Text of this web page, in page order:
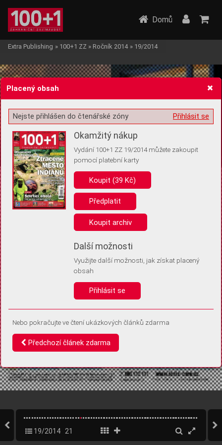
Žádost o souhlas s ukládáním volitelných informací
Pro základní fungování webu nepotřebujeme ukládat žádné informace
(tzv. cookies apod.). Rádi bychom vás ale požádali o souhlas s
uložením volitelných informací:
Anonymní unikátní ID
Díky němu příště poznáme, že se jedná o stejné zařízení, a
Identifikátor je zcela anonymní.
Vaše souhlasy a odmítnutí si ukládáme do vašeho zařízení, abychom se
vás už příště znovu neptali. Můžete je kdykoli později upravit ve Správě
Domů
Extra Publishing » 100+1 ZZ » Ročník 2014 » 19/2014
19/2014 21
Placený obsah
Přihlásit se
Nejste přihlášen do čtenářské zóny
Okamžitý nákup
Vydání 100+1 ZZ 19/2014 můžete zakoupit
pomocí platební karty
Koupit (39 Kč)
Předplatit
Koupit archiv
Další možnosti
Využijte další možnosti, jak získat placený
obsah
Přihlásit se
Nebo pokračujte ve čtení ukázkových článků zdarma
Předchozí článek zdarma